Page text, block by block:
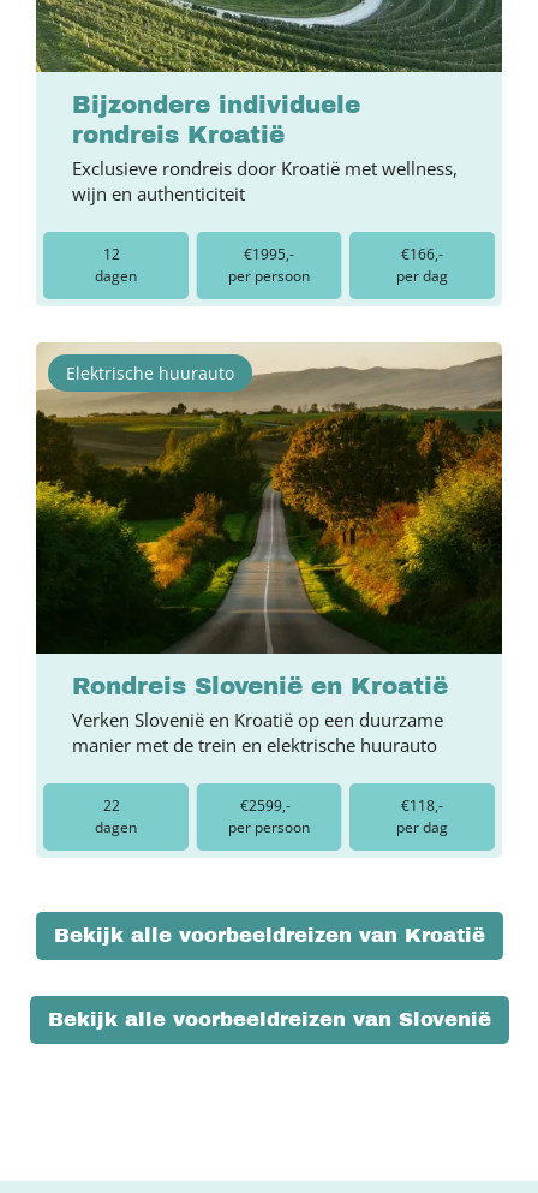
Bijzondere individuele
rondreis Kroatië
Exclusieve rondreis door Kroatië met wellness,
wijn en authenticiteit
12
dagen
€1995,-
per persoon
€166,-
per dag
Elektrische huurauto
Rondreis Slovenië en Kroatië
Verken Slovenië en Kroatië op een duurzame
manier met de trein en elektrische huurauto
22
dagen
€2599,-
per persoon
€118,-
per dag
Bekijk alle voorbeeldreizen van Kroatië
Bekijk alle voorbeeldreizen van Slovenië